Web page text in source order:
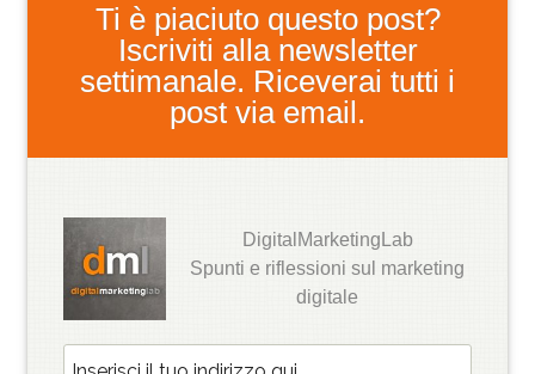
Ti è piaciuto questo post?
Iscriviti alla newsletter
settimanale. Riceverai tutti i
post via email.
DigitalMarketingLab
Spunti e riflessioni sul marketing
digitale